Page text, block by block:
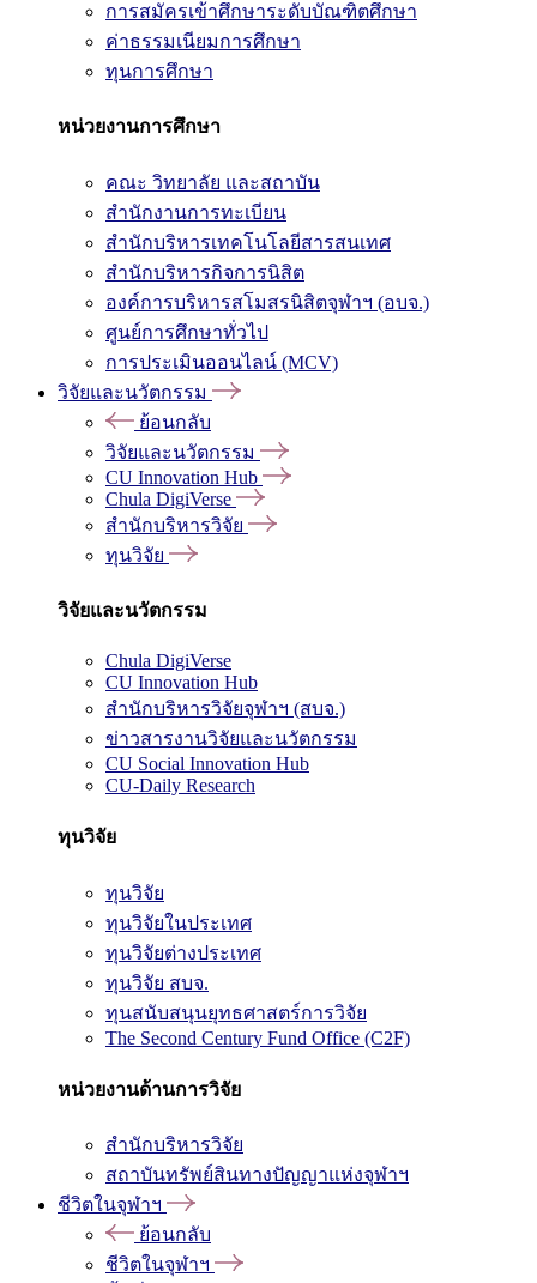
การสมัครเข้าศึกษาระดับบัณฑิตศึกษา
ค่าธรรมเนียมการศึกษา
ทุนการศึกษา
หน่วยงานการศึกษา
คณะ วิทยาลัย และสถาบัน
สำนักงานการทะเบียน
สำนักบริหารเทคโนโลยีสารสนเทศ
สำนักบริหารกิจการนิสิต
องค์การบริหารสโมสรนิสิตจุฬาฯ (อบจ.)
ศูนย์การศึกษาทั่วไป
การประเมินออนไลน์ (MCV)
วิจัยและนวัตกรรม
ย้อนกลับ
วิจัยและนวัตกรรม
CU Innovation Hub
Chula DigiVerse
สำนักบริหารวิจัย
ทุนวิจัย
วิจัยและนวัตกรรม
Chula DigiVerse
CU Innovation Hub
สำนักบริหารวิจัยจุฬาฯ (สบจ.)
ข่าวสารงานวิจัยและนวัตกรรม
CU Social Innovation Hub
CU-Daily Research
ทุนวิจัย
ทุนวิจัย
ทุนวิจัยในประเทศ
ทุนวิจัยต่างประเทศ
ทุนวิจัย สบจ.
ทุนสนับสนุนยุทธศาสตร์การวิจัย
The Second Century Fund Office (C2F)
หน่วยงานด้านการวิจัย
สำนักบริหารวิจัย
สถาบันทรัพย์สินทางปัญญาแห่งจุฬาฯ
ชีวิตในจุฬาฯ
ย้อนกลับ
ชีวิตในจุฬาฯ